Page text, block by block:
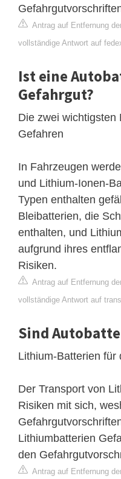
Antrag auf Entfernung
vollständige Antwort auf
Ist eine
Gefahrgut?
Die zwei wichtigsten
Gefahren
In Fahrzeugen
und Lithium-Ionen-
Typen enthalten
Bleibatterien, die
enthalten, und
aufgrund ihres
Risiken.
Antrag auf Entfernung
vollständige Antwort auf
Sind
Lithium-Batterien für
Der Transport von
Risiken mit sich,
Lithiumbatterien
den
Antrag auf Entfernung